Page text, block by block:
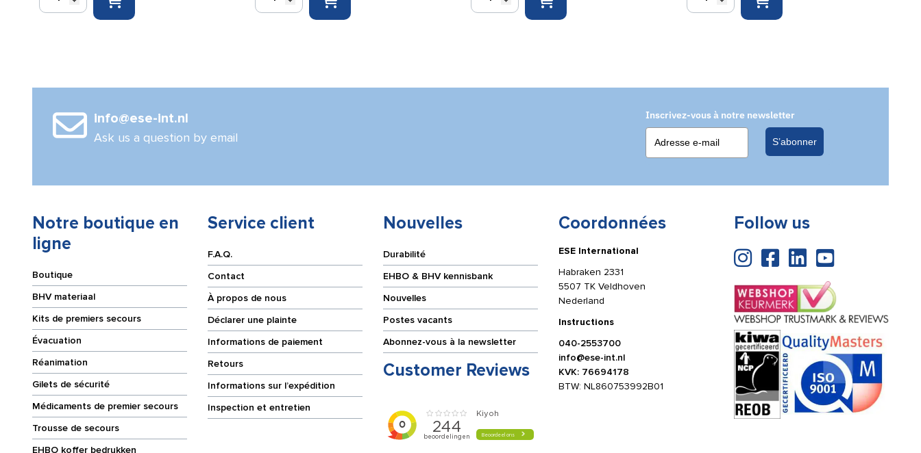
4,5
bleu
4,5
4,5
4,5
bleu
info@ese-int.nl
Ask us a question by email
Inscrivez-vous à notre newsletter
S’abonner
Notre boutique en
ligne
Boutique
BHV materiaal
Kits de premiers secours
Évacuation
Réanimation
Gilets de sécurité
Médicaments de premier secours
Trousse de secours
EHBO koffer bedrukken
Service client
F.A.Q.
Contact
À propos de nous
Déclarer une plainte
Informations de paiement
Retours
Informations sur l’expédition
Inspection et entretien
Nouvelles
Durabilité
EHBO & BHV kennisbank
Nouvelles
Postes vacants
Abonnez-vous à la newsletter
Customer Reviews
Coordonnées
ESE International
Habraken 2331
5507 TK Veldhoven
Nederland
Instructions
040-2553700
info@ese-int.nl
KVK: 76694178
BTW: NL860753992B01
Follow us